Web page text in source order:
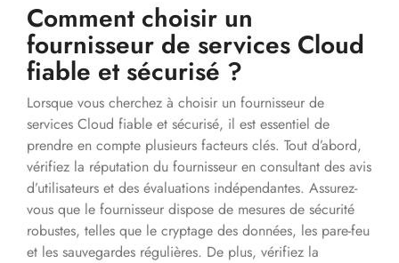
Comment choisir un
fournisseur de services Cloud
fiable et sécurisé ?
Lorsque vous cherchez à choisir un fournisseur de
services Cloud fiable et sécurisé, il est essentiel de
prendre en compte plusieurs facteurs clés. Tout d’abord,
vérifiez la réputation du fournisseur en consultant des avis
d’utilisateurs et des évaluations indépendantes. Assurez-
vous que le fournisseur dispose de mesures de sécurité
robustes, telles que le cryptage des données, les pare-feu
et les sauvegardes régulières. De plus, vérifiez la